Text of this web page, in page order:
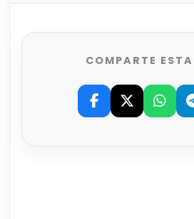
COMPARTE